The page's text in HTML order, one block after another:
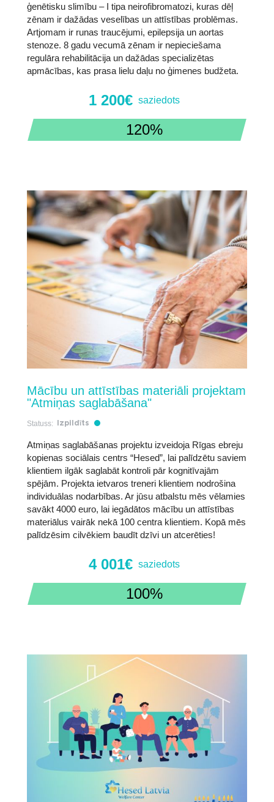
ģenētisku slimību – I tipa neirofibromatozi, kuras dēļ
zēnam ir dažādas veselības un attīstības problēmas.
Artjomam ir runas traucējumi, epilepsija un aortas
stenoze. 8 gadu vecumā zēnam ir nepieciešama
regulāra rehabilitācija un dažādas specializētas
apmācības, kas prasa lielu daļu no ģimenes budžeta.
1 200€ saziedots
120%
Mācību un attīstības materiāli projektam
"Atmiņas saglabāšana"
Statuss: Izpildīts
Atmiņas saglabāšanas projektu izveidoja Rīgas ebreju
kopienas sociālais centrs “Hesed”, lai palīdzētu saviem
klientiem ilgāk saglabāt kontroli pār kognitīvajām
spējām. Projekta ietvaros treneri klientiem nodrošina
individuālas nodarbības. Ar jūsu atbalstu mēs vēlamies
savākt 4000 euro, lai iegādātos mācību un attīstības
materiālus vairāk nekā 100 centra klientiem. Kopā mēs
palīdzēsim cilvēkiem baudīt dzīvi un atcerēties!
4 001€ saziedots
100%